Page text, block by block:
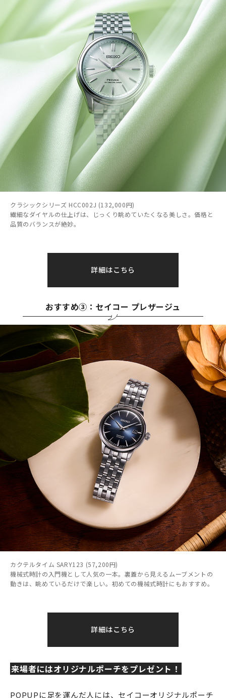
クラシックシリーズ HCC002J (132,000円)
繊細なダイヤルの仕上げは、じっくり眺めていたくなる美しさ。価格と
品質のバランスが絶妙。
詳細はこちら
おすすめ③：セイコー プレザージュ
カクテルタイム SARY123 (57,200円)
機械式時計の入門機として人気の一本。裏蓋から見えるムーブメントの
動きは、眺めているだけで楽しい。初めての機械式時計にもおすすめ。
詳細はこちら
来場者にはオリジナルポーチをプレゼント！
POPUPに足を運んだ人には、セイコーオリジナルポーチ